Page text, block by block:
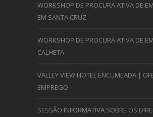
WORKSHOP DE PROCURA ATIVA DE
EM SANTA CRUZ
WORKSHOP DE PROCURA ATIVA DE
CALHETA
VALLEY VIEW HOTEL ENCUMEADA |
EMPREGO
SESSÃO INFORMATIVA SOBRE OS